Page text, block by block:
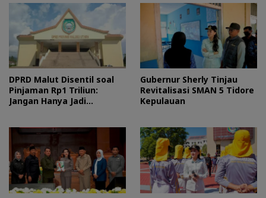
DPRD Malut Disentil soal
Pinjaman Rp1 Triliun:
Jangan Hanya Jadi
Gubernur Sherly Tinjau
Revitalisasi SMAN 5 Tidore
Kepulauan